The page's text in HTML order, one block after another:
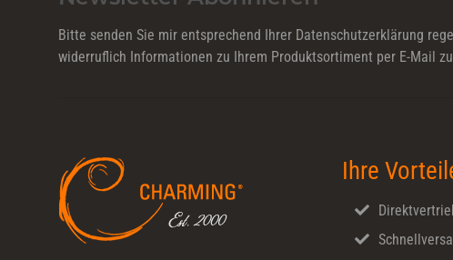
Bitte senden Sie mir entsprechend Ihrer Datenschutzerklärung
widerruflich Informationen zu Ihrem Produktsortiment per E-Mail
Ihre